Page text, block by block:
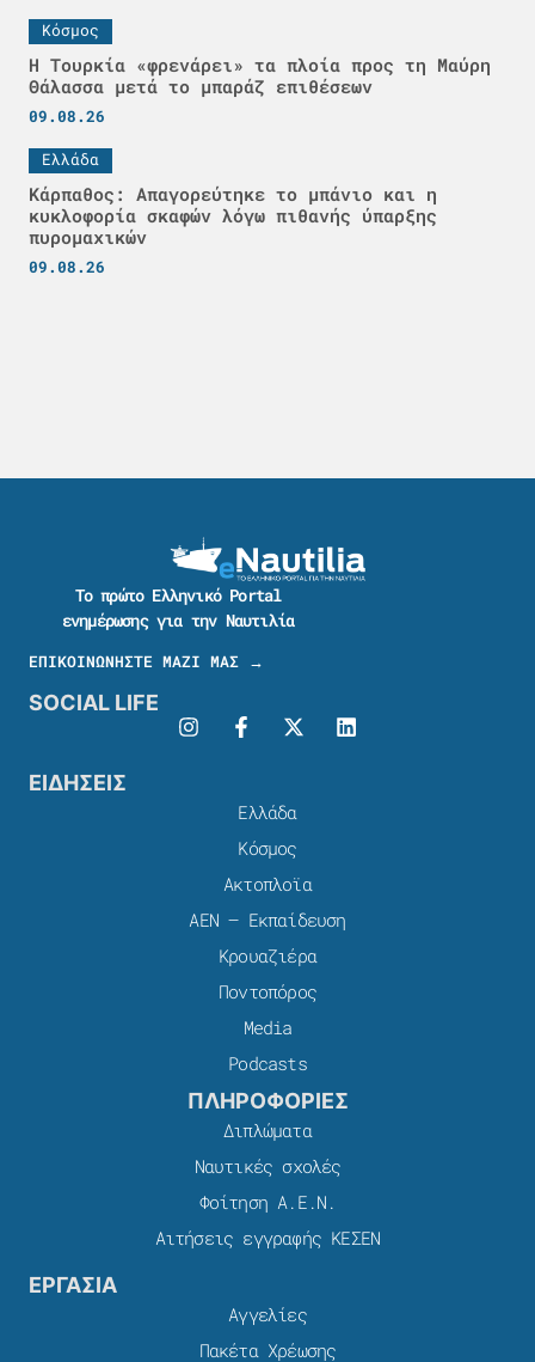
Κόσμος
Η Τουρκία «φρενάρει» τα πλοία προς τη Μαύρη
Θάλασσα μετά το μπαράζ επιθέσεων
09.08.26
Ελλάδα
Κάρπαθος: Απαγορεύτηκε το μπάνιο και η
κυκλοφορία σκαφών λόγω πιθανής ύπαρξης
πυρομαχικών
09.08.26
Το πρώτο Ελληνικό Portal
ενημέρωσης για την Ναυτιλία
ΕΠΙΚΟΙΝΩΝΗΣΤΕ ΜΑΖΙ ΜΑΣ →
SOCIAL LIFE
ΕΙΔΗΣΕΙΣ
Ελλάδα
Κόσμος
Ακτοπλοϊα
ΑΕΝ – Εκπαίδευση
Κρουαζιέρα
Ποντοπόρος
Media
Podcasts
ΠΛΗΡΟΦΟΡΙΕΣ
Διπλώματα
Ναυτικές σχολές
Φοίτηση Α.Ε.Ν.
Αιτήσεις εγγραφής ΚΕΣΕΝ
ΕΡΓΑΣΙΑ
Αγγελίες
Πακέτα Χρέωσης​